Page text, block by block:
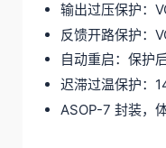
输出过压保护：
反馈开路保护：
自动重启：保护
迟滞过温保护
ASOP-7 封装，